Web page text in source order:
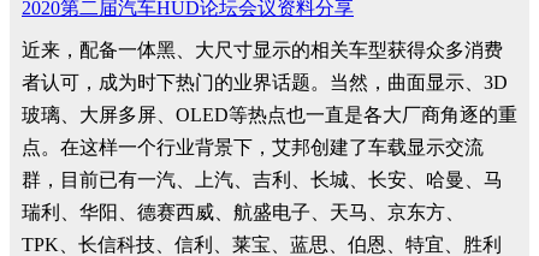
2020第二届汽车HUD论坛会议资料分享
近来，配备一体黑、大尺寸显示的相关车型获得众多消费
者认可，成为时下热门的业界话题。当然，曲面显示、3D
玻璃、大屏多屏、OLED等热点也一直是各大厂商角逐的重
点。在这样一个行业背景下，艾邦创建了车载显示交流
群，目前已有一汽、上汽、吉利、长城、长安、哈曼、马
瑞利、华阳、德赛西威、航盛电子、天马、京东方、
TPK、长信科技、信利、莱宝、蓝思、伯恩、特宜、胜利